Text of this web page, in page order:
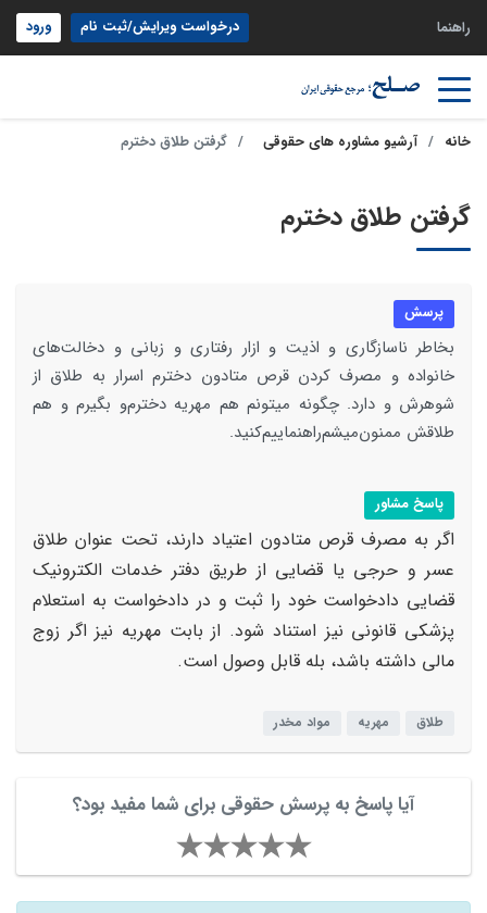
راهنما درخواست ویرایش/ثبت نام ورود
خانه آرشیو مشاوره های حقوقی گرفتن طلاق دخترم
گرفتن طلاق دخترم
پرسش
بخاطر ناسازگاری‌ و اذیت‌ و ازار رفتاری‌ و زبانی‌‌‌‌‌ و دخالت‌های
خانواده و مصرف‌ کردن‌ قرص‌ متادون‌ دخترم‌ اسرار به‌ طلاق‌ از
شوهرش‌ و دارد. چگونه‌ میتونم‌ هم‌ مهریه‌‌ دخترم‌و بگیرم‌ و هم‌
طلاقش ممنون‌میشم‌راهنماییم‌کنید.
پاسخ مشاور
اگر به مصرف قرص متادون اعتیاد دارند، تحت عنوان طلاق
عسر و حرجی یا قضایی از طریق دفتر خدمات الکترونیک
قضایی دادخواست خود را ثبت و در دادخواست به استعلام
پزشکی قانونی نیز استناد شود. از بابت مهریه نیز اگر زوج
مالی داشته باشد، بله قابل وصول است.
طلاق مهریه مواد مخدر
آیا پاسخ به پرسش حقوقی برای شما مفید بود؟